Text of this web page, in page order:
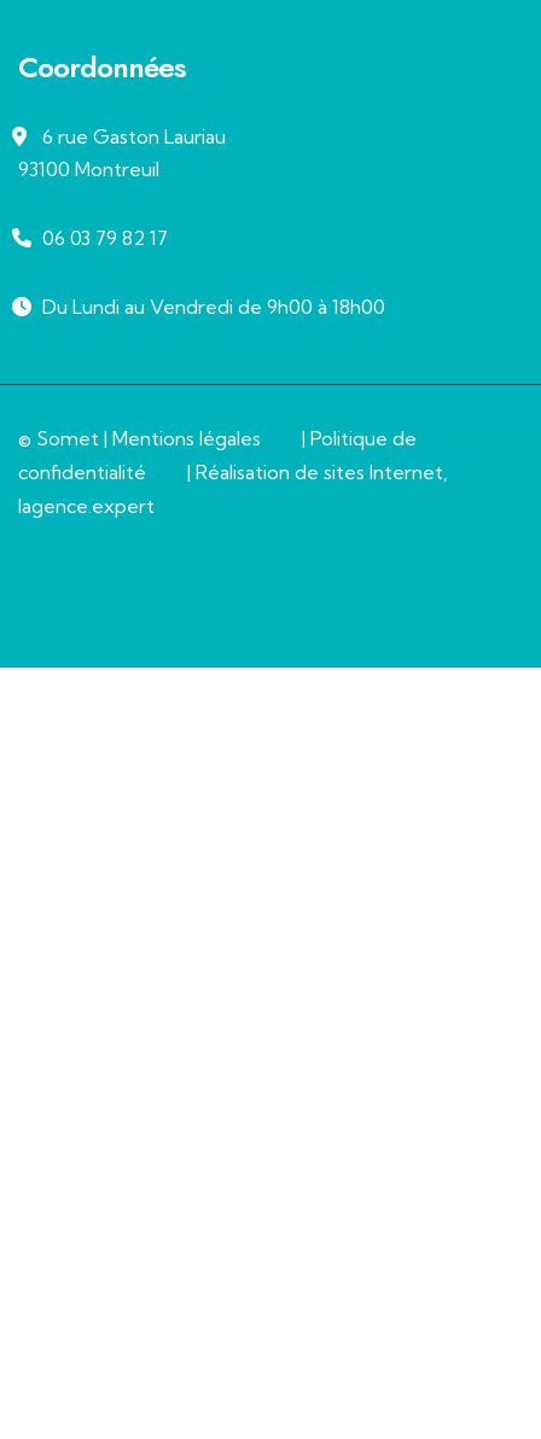
Coordonnées
6 rue Gaston Lauriau
93100 Montreuil
06 03 79 82 17
Du Lundi au Vendredi de 9h00 à 18h00
© Somet | Mentions légales | Politique de
confidentialité
| Réalisation de sites Internet,
lagence.expert